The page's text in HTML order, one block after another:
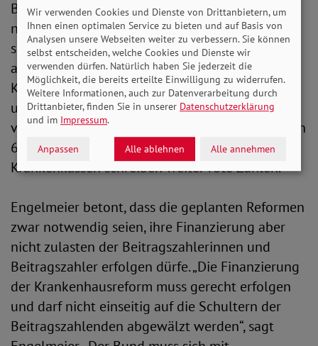
Beitragsmitteln der Versicherten. Das ist nicht
nur verfassungsrechtlich äußerst bedenklich,
sondern angesichts der ohnehin überaus
angespannten Finanzlage in der gesetzlichen
Krankenversicherung schlichtweg
unverantwortlich. Bereits in diesem Jahr
verzeichnet der Gesundheitsfonds ein Defizit von
6,3 Milliarden Euro und auch die gesetzlichen
Krankenkassen schreiben weiter rote Zahlen.“
Engelmeier betont, dass die geplanten Reformen
zwar notwendig seien, ihre Finanzierung aber
nicht zulasten der Beitragszahlerinnen und
Beitragszahler erfolgen dürfe. „Die Finanzierung
der Krankenhausreform muss gerecht erfolgen
und darf nicht einseitig auf die Schultern der
Beitragszahlenden abgewälzt werden“, sagt
Wir verwenden Cookies und Dienste von Drittanbietern, um
Ihnen einen optimalen Service zu bieten und auf Basis von
Analysen unsere Webseiten weiter zu verbessern. Sie können
selbst entscheiden, welche Cookies und Dienste wir
verwenden dürfen. Natürlich haben Sie jederzeit die
Möglichkeit, die bereits erteilte Einwilligung zu widerrufen.
Weitere Informationen, auch zur Datenverarbeitung durch
Drittanbieter, finden Sie in unserer Datenschutzerklärung
und im Impressum.
Anpassen Alle ablehnen Alle annehmen